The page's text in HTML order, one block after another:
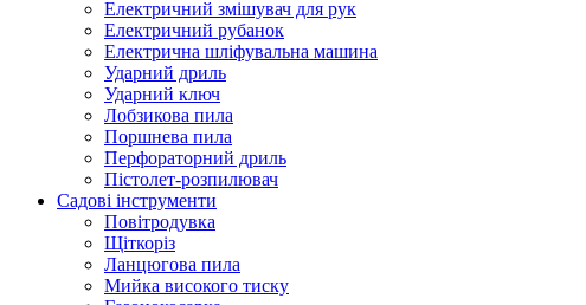
Електричний змішувач для рук
Електричний рубанок
Електрична шліфувальна машина
Ударний дриль
Ударний ключ
Лобзикова пила
Поршнева пила
Перфораторний дриль
Пістолет-розпилювач
Садові інструменти
Повітродувка
Щіткоріз
Ланцюгова пила
Мийка високого тиску